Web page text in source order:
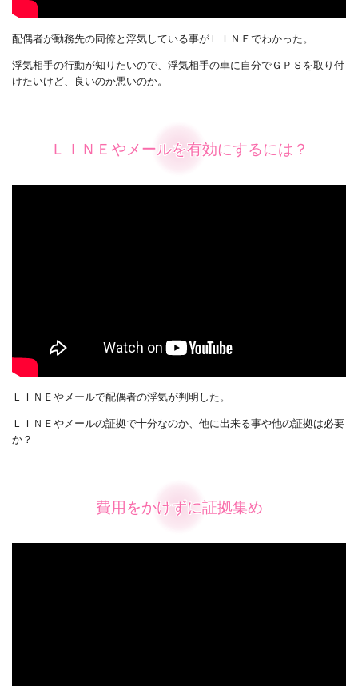
配偶者が勤務先の同僚と浮気している事がＬＩＮＥでわかった。
浮気相手の行動が知りたいので、浮気相手の車に自分でＧＰＳを取り付
けたいけど、良いのか悪いのか。
ＬＩＮＥやメールを有効にするには？
ＬＩＮＥやメールで配偶者の浮気が判明した。
ＬＩＮＥやメールの証拠で十分なのか、他に出来る事や他の証拠は必要
か？
費用をかけずに証拠集め